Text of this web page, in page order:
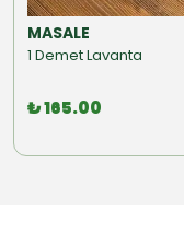
MASALE
1 Demet Lavanta
₺ 165.00